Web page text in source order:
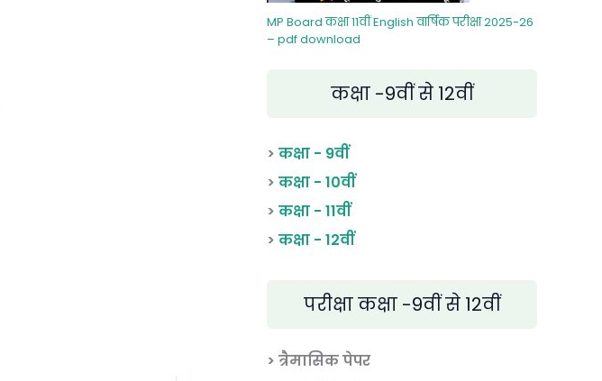
MP Board कक्षा 11वीं English वार्षिक परीक्षा 2025-26
– pdf download
कक्षा -9वीं से 12वीं
> कक्षा - 9वीं
> कक्षा - 10वीं
> कक्षा - 11वीं
> कक्षा - 12वीं
परीक्षा कक्षा -9वीं से 12वीं
> त्रैमासिक पेपर